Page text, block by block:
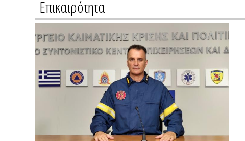
Επικαιρότητα